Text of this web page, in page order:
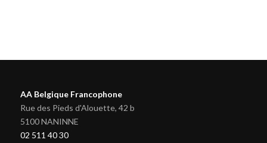
AA Belgique Francophone
Rue des Pieds d'Alouette, 42 b
5100 NANINNE
02 511 40 30